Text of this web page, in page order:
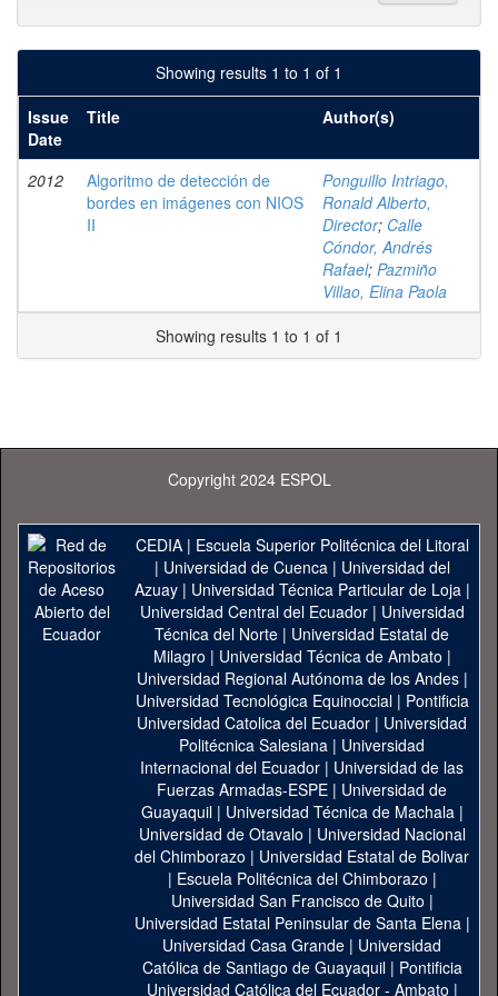
Showing results 1 to 1 of 1
Issue
Date
Title Author(s)
2012
Algoritmo de detección de
bordes en imágenes con NIOS
II
Ponguillo Intriago,
Ronald Alberto,
Director; Calle
Cóndor, Andrés
Rafael; Pazmiño
Villao, Elina Paola
Showing results 1 to 1 of 1
Copyright 2024 ESPOL
CEDIA| Escuela Superior Politécnica del Litoral
| Universidad de Cuenca| Universidad del
Azuay| Universidad Técnica Particular de Loja|
Universidad Central del Ecuador| Universidad
Técnica del Norte | Universidad Estatal de
Milagro | Universidad Técnica de Ambato |
Universidad Regional Autónoma de los Andes|
Universidad Tecnológica Equinoccial| Pontificia
Universidad Catolica del Ecuador | Universidad
Politécnica Salesiana | Universidad
Internacional del Ecuador | Universidad de las
Fuerzas Armadas-ESPE | Universidad de
Guayaquil| Universidad Técnica de Machala|
Universidad de Otavalo | Universidad Nacional
del Chimborazo | Universidad Estatal de Bolivar
| Escuela Politécnica del Chimborazo |
Universidad San Francisco de Quito |
Universidad Estatal Peninsular de Santa Elena|
Universidad Casa Grande | Universidad
Católica de Santiago de Guayaquil| Pontificia
Universidad Católica del Ecuador - Ambato |